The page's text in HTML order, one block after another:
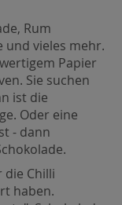
Rum
und vieles mehr.
Papier
Sie suchen
ist die
Oder eine
- dann
die Chilli
haben.